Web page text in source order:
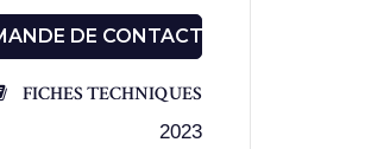
DE CONTACT
FICHES TECHNIQUES
2023